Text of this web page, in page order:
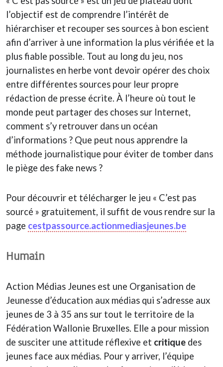
l’objectif est de comprendre l’intérêt de
hiérarchiser et recouper ses sources à bon escient
afin d’arriver à une information la plus vérifiée et la
plus fiable possible. Tout au long du jeu, nos
journalistes en herbe vont devoir opérer des choix
entre différentes sources pour leur propre
rédaction de presse écrite. À l’heure où tout le
monde peut partager des choses sur Internet,
comment s’y retrouver dans un océan
d’informations ? Que peut nous apprendre la
méthode journalistique pour éviter de tomber dans
le piège des fake news ?
Pour découvrir et télécharger le jeu « C’est pas
sourcé » gratuitement, il suffit de vous rendre sur la
page cestpassource.actionmediasjeunes.be
Humain
Action Médias Jeunes est une Organisation de
Jeunesse d’éducation aux médias qui s’adresse aux
jeunes de 3 à 35 ans sur tout le territoire de la
Fédération Wallonie Bruxelles. Elle a pour mission
de susciter une attitude réflexive et critique des
jeunes face aux médias. Pour y arriver, l’équipe